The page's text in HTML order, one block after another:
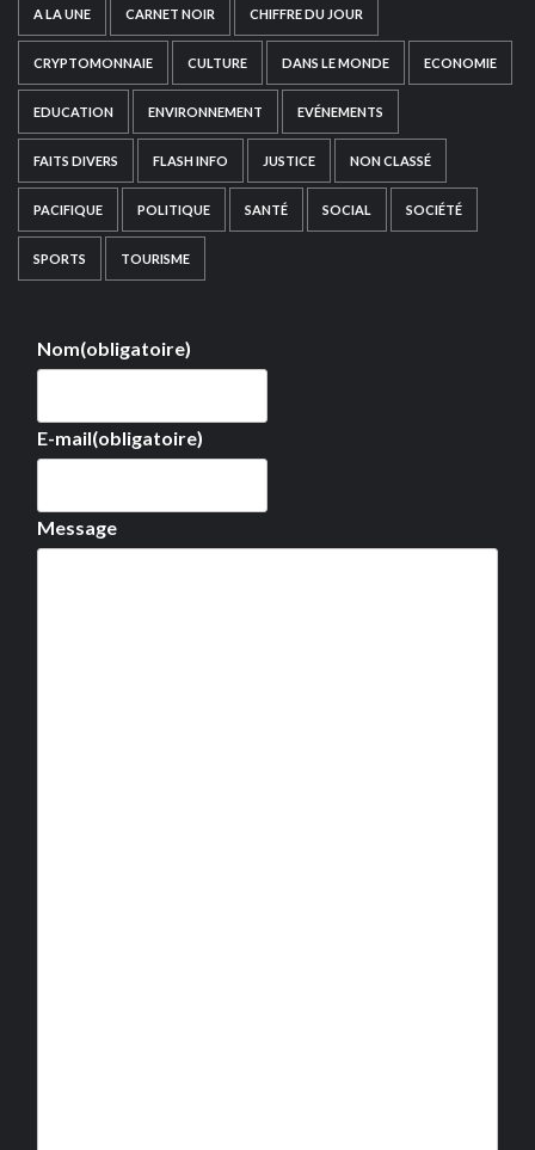
A LA UNE CARNET NOIR CHIFFRE DU JOUR
CRYPTOMONNAIE CULTURE DANS LE MONDE ECONOMIE
EDUCATION ENVIRONNEMENT EVÉNEMENTS
FAITS DIVERS FLASH INFO JUSTICE NON CLASSÉ
PACIFIQUE POLITIQUE SANTÉ SOCIAL SOCIÉTÉ
SPORTS TOURISME
Nom(obligatoire)
E-mail(obligatoire)
Message